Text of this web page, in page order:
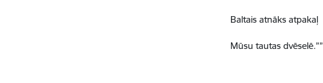
Baltais atnāks atpakaļ
Mūsu tautas dvēselē.””